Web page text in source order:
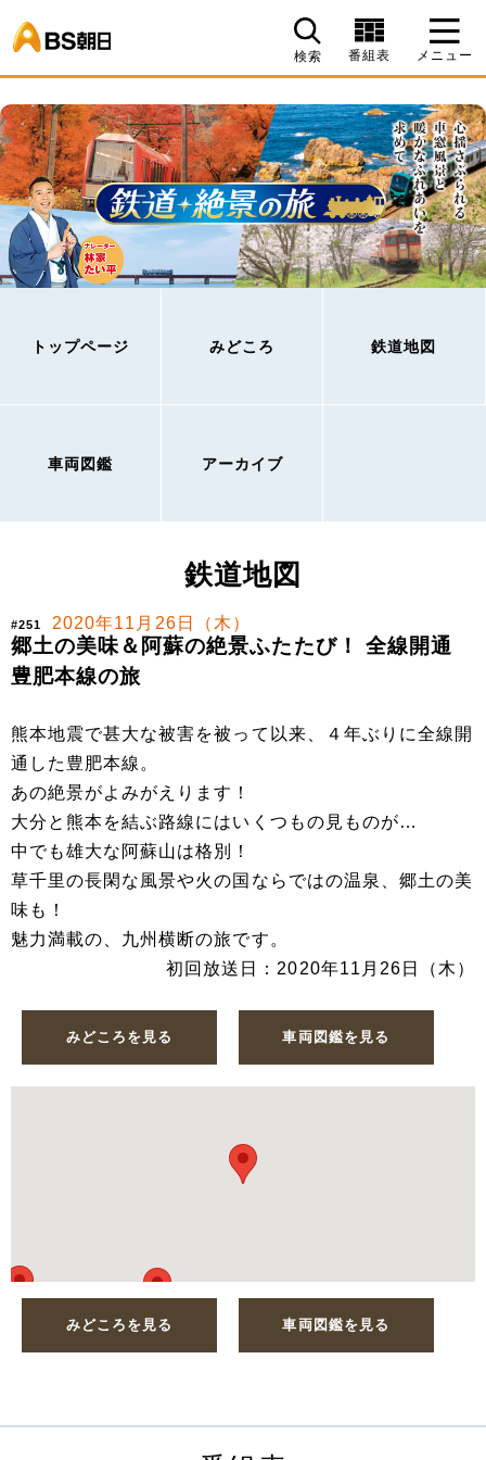
検索 番組表 メニュー
トップページ みどころ 鉄道地図
車両図鑑 アーカイブ
鉄道地図
#251 2020年11月26日（木）
郷土の美味＆阿蘇の絶景ふたたび！ 全線開通
豊肥本線の旅
熊本地震で甚大な被害を被って以来、４年ぶりに全線開
通した豊肥本線。
あの絶景がよみがえります！
大分と熊本を結ぶ路線にはいくつもの見ものが…
中でも雄大な阿蘇山は格別！
草千里の長閑な風景や火の国ならではの温泉、郷土の美
味も！
魅力満載の、九州横断の旅です。
初回放送日：2020年11月26日（木）
みどころを見る 車両図鑑を見る
みどころを見る 車両図鑑を見る